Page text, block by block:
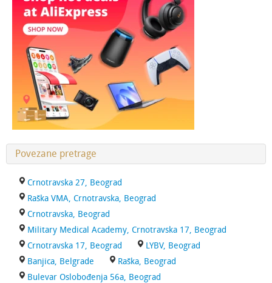
Povezane pretrage
Crnotravska 27, Beograd
Raška VMA, Crnotravska, Beograd
Crnotravska, Beograd
Military Medical Academy, Crnotravska 17, Beograd
Crnotravska 17, Beograd
LYBV, Beograd
Banjica, Belgrade
Raška, Beograd
Bulevar Oslobođenja 56a, Beograd